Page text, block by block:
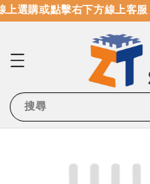
選購或點擊右下方線上客
搜尋